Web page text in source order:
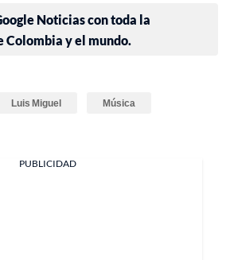
Noticias con toda la
Colombia y el mundo.
Luis Miguel Música
PUBLICIDAD